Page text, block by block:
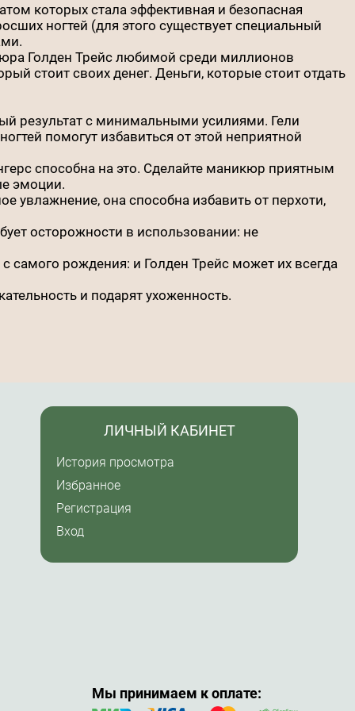
которых стала эффективная и безопасная
ногтей (для этого существует специальный
Голден Трейс любимой среди миллионов
стоит своих денег. Деньги, которые стоит отдать
результат с минимальными усилиями. Гели
помогут избавиться от этой неприятной
способна на это. Сделайте маникюр приятным
эмоции.
увлажнение, она способна избавить от перхоти,
осторожности в использовании: не
самого рождения: и Голден Трейс может их всегда
и подарят ухоженность.
ЛИЧНЫЙ КАБИНЕТ
История просмотра
Избранное
Регистрация
Вход
Мы принимаем к оплате: